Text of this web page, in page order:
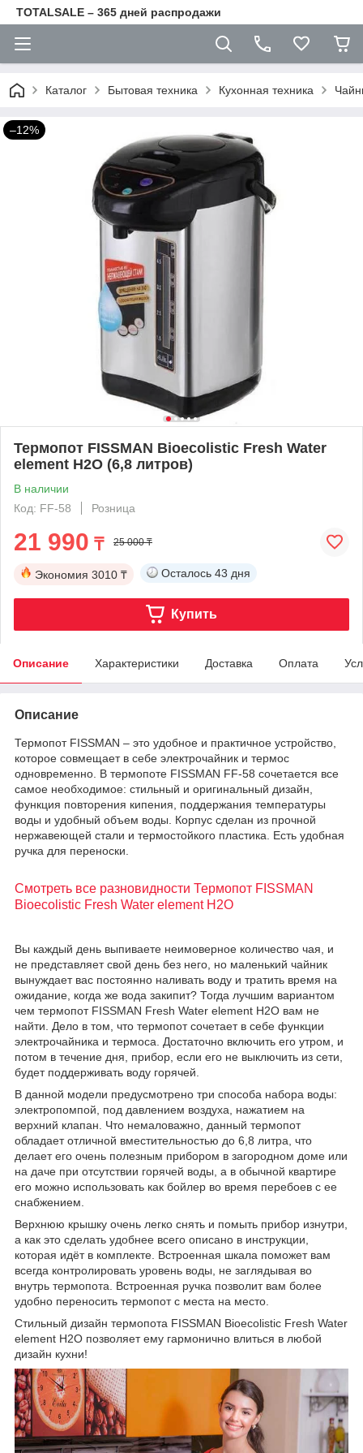
TOTALSALE – 365 дней распродажи
Каталог Бытовая техника Кухонная техника
–12%
Термопот FISSMAN Bioecolistic Fresh Water
element H2O (6,8 литров)
В наличии
Код: FF-58
Розница
21 990 ₸ 25 000 ₸
Экономия 3010 ₸ Осталось 43 дня
Купить
Описание Характеристики Доставка Оплата
Описание
Термопот FISSMAN – это удобное и практичное устройство,
которое совмещает в себе электрочайник и термос
одновременно. В термопоте FISSMAN FF-58 сочетается все
самое необходимое: стильный и оригинальный дизайн,
функция повторения кипения, поддержания температуры
воды и удобный объем воды. Корпус сделан из прочной
нержавеющей стали и термостойкого пластика. Есть удобная
ручка для переноски.
Смотреть все разновидности Термопот FISSMAN
Bioecolistic Fresh Water element H2O
Вы каждый день выпиваете неимоверное количество чая, и
не представляет свой день без него, но маленький чайник
вынуждает вас постоянно наливать воду и тратить время на
ожидание, когда же вода закипит? Тогда лучшим вариантом
чем термопот FISSMAN Fresh Water element H2O вам не
найти. Дело в том, что термопот сочетает в себе функции
электрочайника и термоса. Достаточно включить его утром, и
потом в течение дня, прибор, если его не выключить из сети,
будет поддерживать воду горячей.
В данной модели предусмотрено три способа набора воды:
электропомпой, под давлением воздуха, нажатием на
верхний клапан. Что немаловажно, данный термопот
обладает отличной вместительностью до 6,8 литра, что
делает его очень полезным прибором в загородном доме или
на даче при отсутствии горячей воды, а в обычной квартире
его можно использовать как бойлер во время перебоев с ее
снабжением.
Верхнюю крышку очень легко снять и помыть прибор изнутри,
а как это сделать удобнее всего описано в инструкции,
которая идёт в комплекте. Встроенная шкала поможет вам
всегда контролировать уровень воды, не заглядывая во
внутрь термопота. Встроенная ручка позволит вам более
удобно переносить термопот с места на место.
Стильный дизайн термопота FISSMAN Bioecolistic Fresh Water
element H2O позволяет ему гармонично влиться в любой
дизайн кухни!